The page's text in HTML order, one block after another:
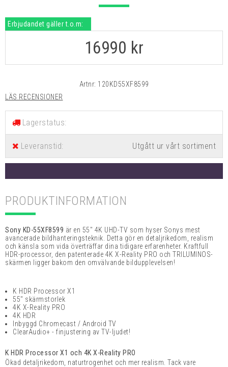
Erbjudandet gäller t.o.m:
16990 kr
Artnr: 120KD55XF8599
LÄS RECENSIONER
Lagerstatus:
Leveranstid: Utgått ur vårt sortiment
PRODUKTINFORMATION
Sony KD-55XF8599 är en 55" 4K UHD-TV som hyser Sonys mest
avancerade bildhanteringsteknik. Detta gör en detaljrikedom, realism
och känsla som vida överträffar dina tidigare erfarenheter. Kraftfull
HDR-processor, den patenterade 4K X-Reality PRO och TRILUMINOS-
skärmen ligger bakom den omvälvande bildupplevelsen!
K HDR Processor X1
55" skärmstorlek
4K X-Reality PRO
4K HDR
Inbyggd Chromecast / Android TV
ClearAudio+ - finjustering av TV-ljudet!
K HDR Processor X1 och 4K X-Reality PRO
Ökad detaljrikedom, naturtrogenhet och mer realism. Tack vare